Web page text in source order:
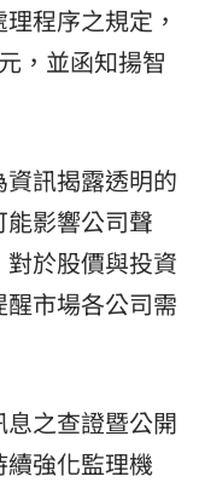
程序之規定，
，並函知揚智
訊揭露透明的
影響公司聲
於股價與投資
市場各公司需
之查證暨公開
強化監理機